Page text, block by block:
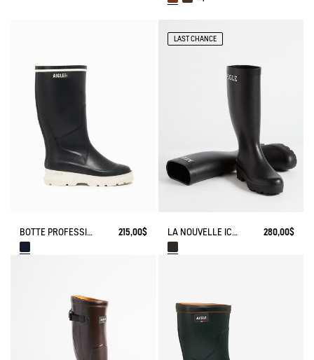
BOTTE PROFESSIONNELLE MARITIME NAVIRA 215,00$
LAST CHANCE
LA NOUVELLE ICÔNE, FABRIQUÉE À LA MAIN EN FRANCE 280,00$